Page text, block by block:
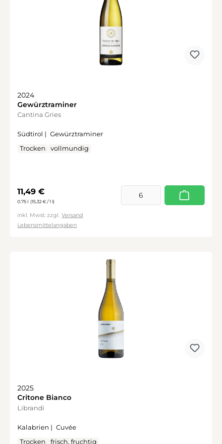
2024
Gewürztraminer
Cantina Gries
Südtirol | Gewürztraminer
Trocken
vollmundig
Regulärer Preis:
11,49 €
0.75 l (15,32 € / 1 l)
inkl. Mwst. zzgl. Versand
Lebensmittelangaben
2025
Critone Bianco
Librandi
Kalabrien | Cuvée
Trocken
frisch, fruchtig